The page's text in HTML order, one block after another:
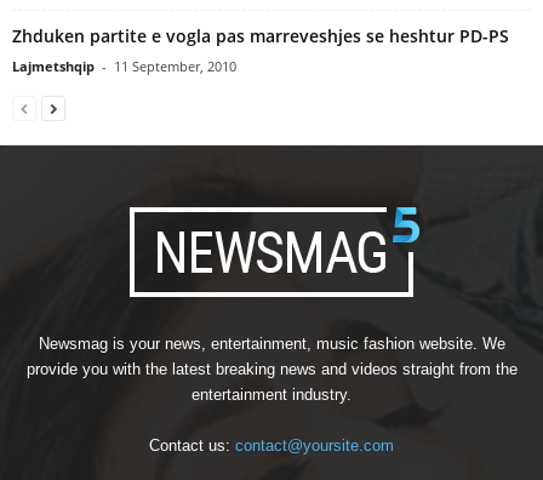
Zhduken partite e vogla pas marreveshjes se heshtur PD-PS
Lajmetshqip - 11 September, 2010
Newsmag is your news, entertainment, music fashion website. We
provide you with the latest breaking news and videos straight from the
entertainment industry.
Contact us: contact@yoursite.com